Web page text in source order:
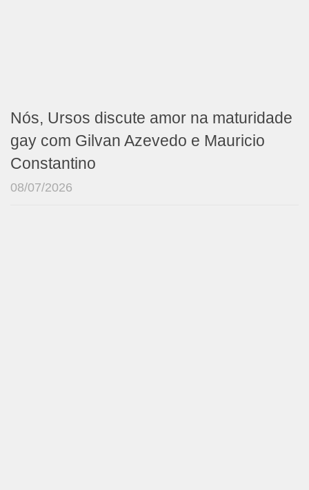
Nós, Ursos discute amor na maturidade
gay com Gilvan Azevedo e Mauricio
Constantino
08/07/2026